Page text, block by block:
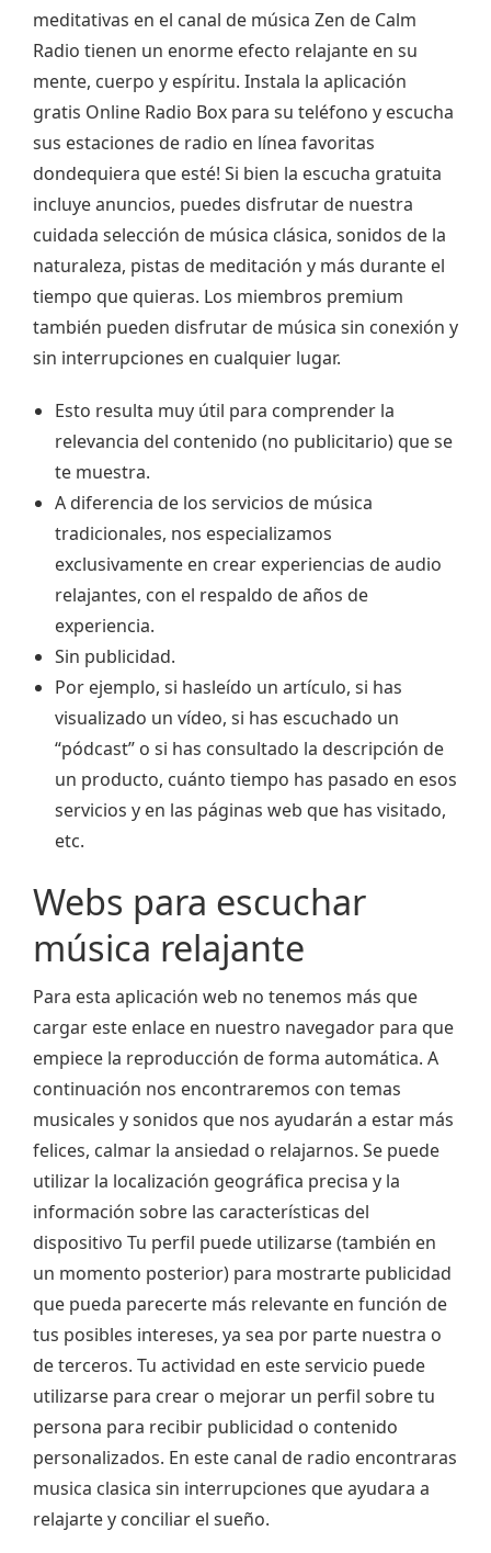
meditativas en el canal de música Zen de Calm
Radio tienen un enorme efecto relajante en su
mente, cuerpo y espíritu. Instala la aplicación
gratis Online Radio Box para su teléfono y escucha
sus estaciones de radio en línea favoritas
dondequiera que esté! Si bien la escucha gratuita
incluye anuncios, puedes disfrutar de nuestra
cuidada selección de música clásica, sonidos de la
naturaleza, pistas de meditación y más durante el
tiempo que quieras. Los miembros premium
también pueden disfrutar de música sin conexión y
sin interrupciones en cualquier lugar.
Esto resulta muy útil para comprender la
relevancia del contenido (no publicitario) que se
te muestra.
A diferencia de los servicios de música
tradicionales, nos especializamos
exclusivamente en crear experiencias de audio
relajantes, con el respaldo de años de
experiencia.
Sin publicidad.
Por ejemplo, si hasleído un artículo, si has
visualizado un vídeo, si has escuchado un
“pódcast” o si has consultado la descripción de
un producto, cuánto tiempo has pasado en esos
servicios y en las páginas web que has visitado,
etc.
Webs para escuchar
música relajante
Para esta aplicación web no tenemos más que
cargar este enlace en nuestro navegador para que
empiece la reproducción de forma automática. A
continuación nos encontraremos con temas
musicales y sonidos que nos ayudarán a estar más
felices, calmar la ansiedad o relajarnos. Se puede
utilizar la localización geográfica precisa y la
información sobre las características del
dispositivo Tu perfil puede utilizarse (también en
un momento posterior) para mostrarte publicidad
que pueda parecerte más relevante en función de
tus posibles intereses, ya sea por parte nuestra o
de terceros. Tu actividad en este servicio puede
utilizarse para crear o mejorar un perfil sobre tu
persona para recibir publicidad o contenido
personalizados. En este canal de radio encontraras
musica clasica sin interrupciones que ayudara a
relajarte y conciliar el sueño.